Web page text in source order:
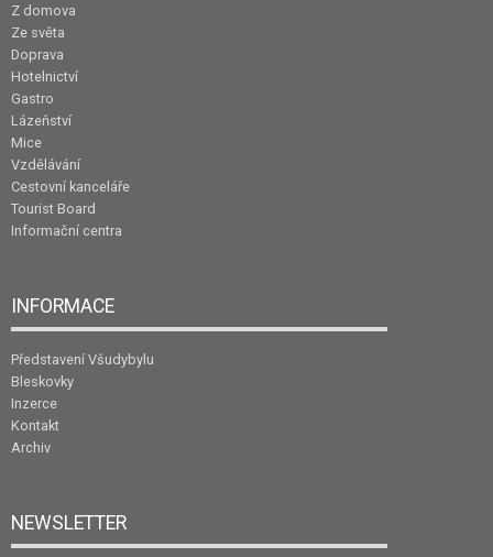
Z domova
Ze světa
Doprava
Hotelnictví
Gastro
Lázeňství
Mice
Vzdělávání
Cestovní kanceláře
Tourist Board
Informační centra
INFORMACE
Představení Všudybylu
Bleskovky
Inzerce
Kontakt
Archiv
NEWSLETTER